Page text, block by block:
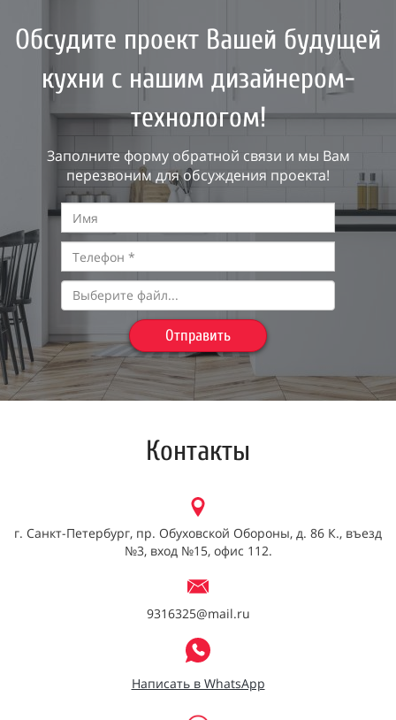
Обсудите проект Вашей будущей
кухни с нашим дизайнером-
технологом!
Заполните форму обратной связи и мы Вам
перезвоним для обсуждения проекта!
Выберите файл...
Отправить
Контакты
г. Санкт-Петербург, пр. Обуховской Обороны, д. 86 К., въезд
№3, вход №15, офис 112.
9316325@mail.ru
Написать в WhatsApp